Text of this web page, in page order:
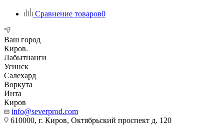
Сравнение товаров0
Ваш город
Киров
Лабытнанги
Усинск
Салехард
Воркута
Инта
Киров
info@severprod.com
610000, г. Киров, Октябрьский проспект д. 120